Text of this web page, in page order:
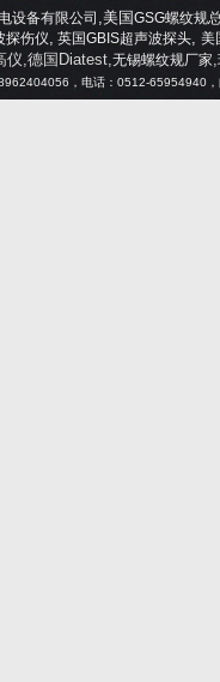
设备有限公司 ,美国GSG螺纹规
探伤仪, 英国GBIS超声波探头, 美
仪,德国Diatest,无锡螺纹规厂家,
，电话：0512-65954940 ，